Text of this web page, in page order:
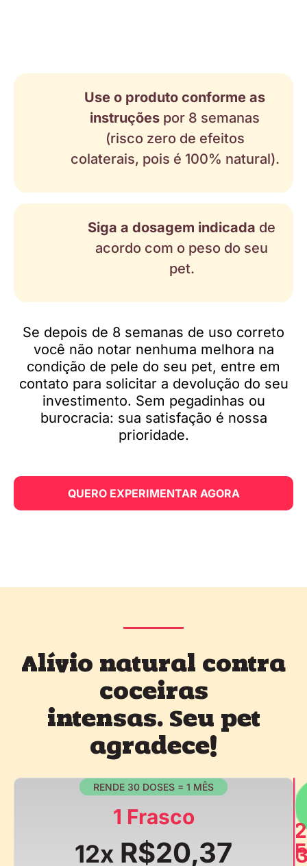
Use o produto conforme as
instruções por 8 semanas
(risco zero de efeitos
colaterais, pois é 100% natural).
Siga a dosagem indicada de
acordo com o peso do seu
pet.
Se depois de 8 semanas de uso correto
você não notar nenhuma melhora na
condição de pele do seu pet, entre em
contato para solicitar a devolução do seu
investimento. Sem pegadinhas ou
burocracia: sua satisfação é nossa
prioridade.
QUERO EXPERIMENTAR AGORA
Alívio natural contra
coceiras
intensas. Seu pet
agradece!
RENDE 30 DOSES = 1 MÊS
1 Frasco
12x R$20,37
2